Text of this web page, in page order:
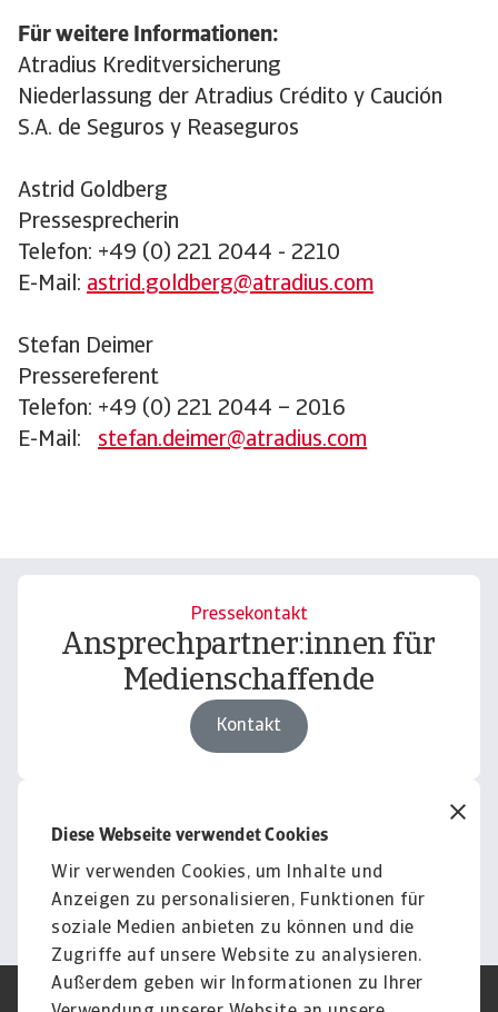
Diese Webseite verwendet Cookies
Wir verwenden Cookies, um Inhalte und
Anzeigen zu personalisieren, Funktionen für
soziale Medien anbieten zu können und die
Zugriffe auf unsere Website zu analysieren.
Außerdem geben wir Informationen zu Ihrer
Für weitere Informationen:
Atradius Kreditversicherung
Niederlassung der Atradius Crédito y Caución
S.A. de Seguros y Reaseguros
Astrid Goldberg
Pressesprecherin
Telefon: +49 (0) 221 2044 - 2210
E-Mail: astrid.goldberg@atradius.com
Stefan Deimer
Pressereferent
Telefon: +49 (0) 221 2044 – 2016
E-Mail: stefan.deimer@atradius.com
Pressekontakt
Ansprechpartner:innen für
Medienschaffende
Kontakt
Bilder und Videos
Weiter